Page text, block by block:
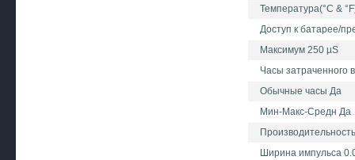
Температура(°C &
Доступ к батарее/
Максимум 250 µS
Часы затраченного
Обычные часы Да
Мин-Макс-Средн Да
Ширина импульса